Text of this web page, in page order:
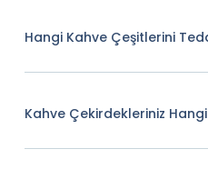
Hangi Kahve Çeşitlerini
Kahve Çekirdekleriniz